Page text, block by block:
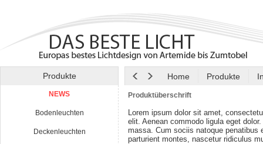
Produkte Home Produkte
NEWS
Bodenleuchten
Deckenleuchten
Produktüberschrift
Lorem ipsum dolor sit amet,
elit. Aenean commodo ligula eget dolor.
massa. Cum sociis natoque penatibus
parturient montes, nascetur ridiculus